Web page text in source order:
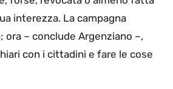
interezza. La campagna
– conclude Argenziano –,
con i cittadini e fare le cose